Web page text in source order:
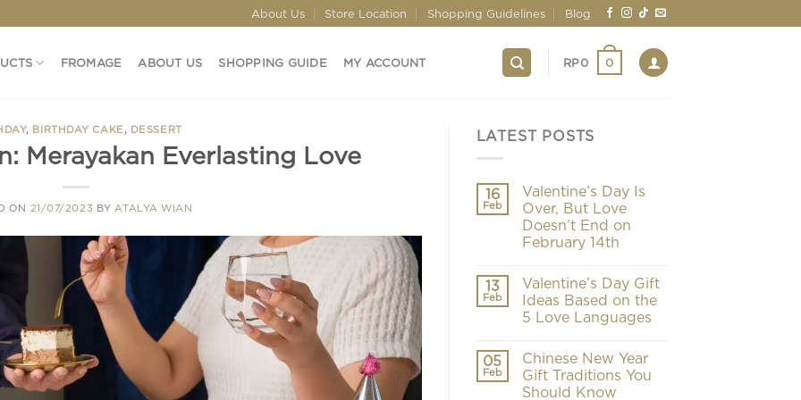
About Us Store Location Shopping Guidelines Blog
FROMAGE ABOUT US SHOPPING GUIDE MY ACCOUNT RP0 0
, BIRTHDAY CAKE , DESSERT
Merayakan Everlasting Love
ON 21/07/2023 BY ATALYA WIAN
LATEST POSTS
16
Feb
Valentine’s Day Is
Over, But Love
Doesn’t End on
February 14th
13
Feb
Valentine’s Day Gift
Ideas Based on the
5 Love Languages
05
Feb
Chinese New Year
Gift Traditions You
Should Know